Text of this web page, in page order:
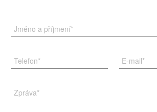
Jméno a příjmení*
Telefon* E-mail*
Zpráva*